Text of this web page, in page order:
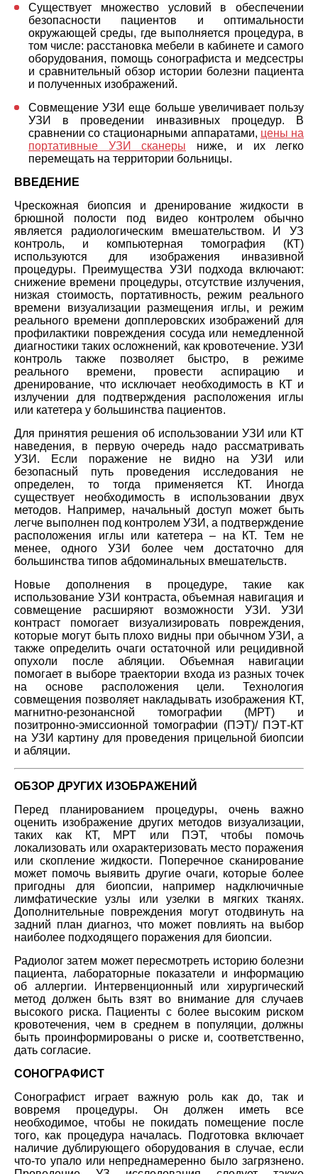
Существует множество условий в обеспечении
безопасности пациентов и оптимальности
окружающей среды, где выполняется процедура, в
том числе: расстановка мебели в кабинете и самого
оборудования, помощь сонографиста и медсестры
и сравнительный обзор истории болезни пациента
и полученных изображений.
Совмещение УЗИ еще больше увеличивает пользу
УЗИ в проведении инвазивных процедур.
В
сравнении со стационарными аппаратами, цены на
портативные УЗИ сканеры ниже, и их легко
перемещать на территории больницы.
ВВЕДЕНИЕ
Чрескожная биопсия и дренирование жидкости в
брюшной полости под видео контролем обычно
является радиологическим вмешательством. И УЗ
контроль, и компьютерная томография (КТ)
используются для изображения инвазивной
процедуры. Преимущества УЗИ подхода включают:
снижение времени процедуры, отсутствие излучения,
низкая стоимость, портативность, режим реального
времени визуализации размещения иглы, и режим
реального времени допплеровских изображений для
профилактики повреждения сосуда или немедленной
диагностики таких осложнений, как кровотечение. УЗИ
контроль также позволяет быстро, в режиме
реального времени, провести аспирацию и
дренирование, что исключает необходимость в КТ и
излучении для подтверждения расположения иглы
или катетера у большинства пациентов.
Для принятия решения об использовании УЗИ или КТ
наведения, в первую очередь надо рассматривать
УЗИ. Если поражение не видно на УЗИ или
безопасный путь проведения исследования не
определен, то тогда применяется КТ. Иногда
существует необходимость в использовании двух
методов. Например, начальный доступ может быть
легче выполнен под контролем УЗИ, а подтверждение
расположения иглы или катетера – на КТ. Тем не
менее, одного УЗИ более чем достаточно для
большинства типов абдоминальных вмешательств.
Новые дополнения в процедуре, такие как
использование УЗИ контраста, объемная навигация и
совмещение расширяют возможности УЗИ. УЗИ
контраст помогает визуализировать повреждения,
которые могут быть плохо видны при обычном УЗИ, а
также определить очаги остаточной или рецидивной
опухоли после абляции. Объемная навигации
помогает в выборе траектории входа из разных точек
на основе расположения цели. Технология
совмещения позволяет накладывать изображения КТ,
магнитно-резонансной томографии (МРТ) и
позитронно-эмиссионной томографии (ПЭТ)/ ПЭТ-КТ
на УЗИ картину для проведения прицельной биопсии
и абляции.
ОБЗОР ДРУГИХ ИЗОБРАЖЕНИЙ
Перед планированием процедуры, очень важно
оценить изображение других методов визуализации,
таких как КТ, МРТ или ПЭТ, чтобы помочь
локализовать или охарактеризовать место поражения
или скопление жидкости. Поперечное сканирование
может помочь выявить другие очаги, которые более
пригодны для биопсии, например надключичные
лимфатические узлы или узелки в мягких тканях.
Дополнительные повреждения могут отодвинуть на
задний план диагноз, что может повлиять на выбор
наиболее подходящего поражения для биопсии.
Радиолог затем может пересмотреть историю болезни
пациента, лабораторные показатели и информацию
об аллергии. Интервенционный или хирургический
метод должен быть взят во внимание для случаев
высокого риска. Пациенты с более высоким риском
кровотечения, чем в среднем в популяции, должны
быть проинформированы о риске и, соответственно,
дать согласие.
СОНОГРАФИСТ
Сонографист играет важную роль как до, так и
вовремя процедуры. Он должен иметь все
необходимое, чтобы не покидать помещение после
того, как процедура началась. Подготовка включает
наличие дублирующего оборудования в случае, если
что-то упало или непреднамеренно было загрязнено.